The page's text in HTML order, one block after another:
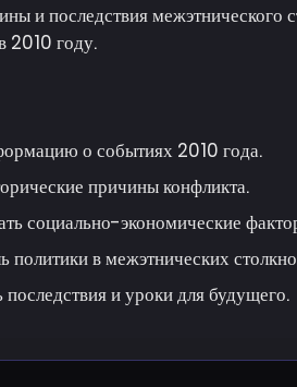
и последствия межэтнического
2010 году.
о событиях 2010 года.
причины конфликта.
социально-экономические
политики в межэтнических
последствия и уроки для будущего.